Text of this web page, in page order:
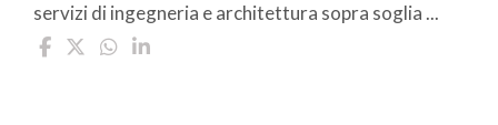
servizi di ingegneria e architettura sopra soglia ...